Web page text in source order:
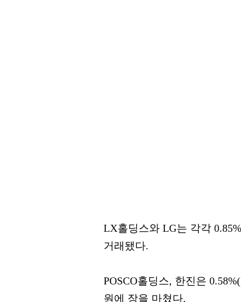
LX홀딩스와 LG는 각각
거래됐다.
POSCO홀딩스, 한진은
원에 장을 마쳤다.